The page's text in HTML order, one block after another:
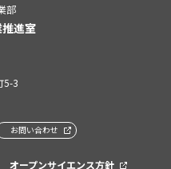
部
進室
5-3
お問い合わせ
オープンサイエンス方針